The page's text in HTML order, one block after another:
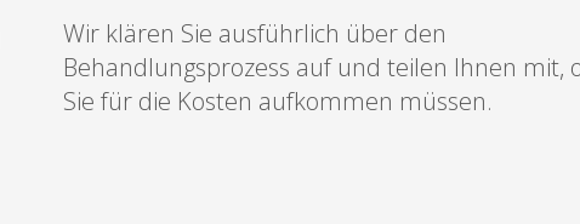
Wir klären Sie ausführlich über den
Behandlungsprozess auf und teilen Ihnen mit,
Sie für die Kosten aufkommen müssen.